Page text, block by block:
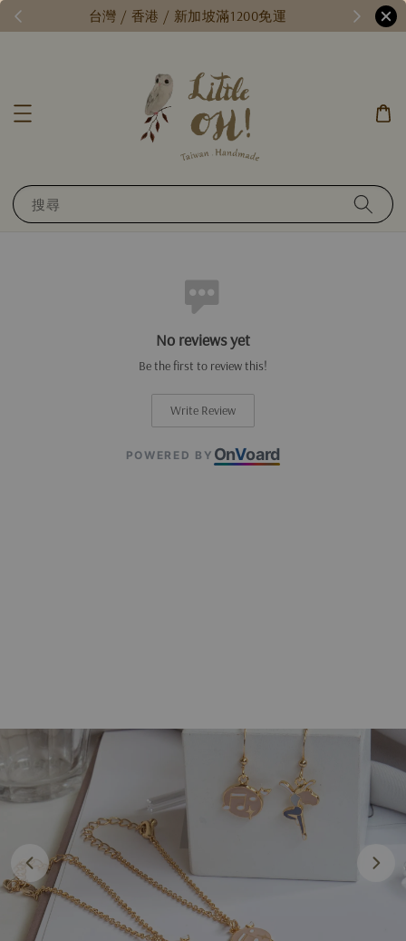
台灣 / 香港 / 新加坡滿1200免運
搜尋
No reviews yet
Be the first to review this!
Write Review
POWERED BY OnVoard